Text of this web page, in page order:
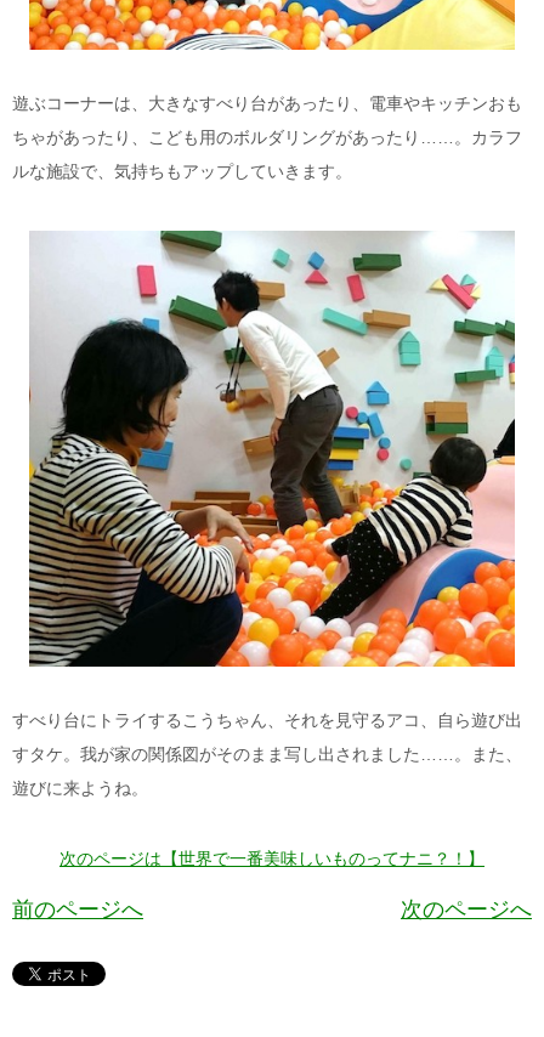
遊ぶコーナーは、大きなすべり台があったり、電車やキッチンおも
ちゃがあったり、こども用のボルダリングがあったり……。カラフ
ルな施設で、気持ちもアップしていきます。
すべり台にトライするこうちゃん、それを見守るアコ、自ら遊び出
すタケ。我が家の関係図がそのまま写し出されました……。また、
遊びに来ようね。
次のページは【世界で一番美味しいものってナニ？！】
前のページへ 次のページへ